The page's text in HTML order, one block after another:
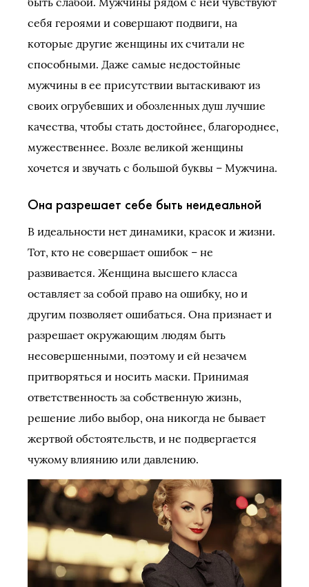
себя героями и совершают подвиги, на
которые другие женщины их считали не
способными. Даже самые недостойные
мужчины в ее присутствии вытаскивают из
своих огрубевших и обозленных душ лучшие
качества, чтобы стать достойнее, благороднее,
мужественнее. Возле великой женщины
хочется и звучать с большой буквы – Мужчина.
Она разрешает себе быть неидеальной
В идеальности нет динамики, красок и жизни.
Тот, кто не совершает ошибок – не
развивается. Женщина высшего класса
оставляет за собой право на ошибку, но и
другим позволяет ошибаться. Она признает и
разрешает окружающим людям быть
несовершенными, поэтому и ей незачем
притворяться и носить маски. Принимая
ответственность за собственную жизнь,
решение либо выбор, она никогда не бывает
жертвой обстоятельств, и не подвергается
чужому влиянию или давлению.